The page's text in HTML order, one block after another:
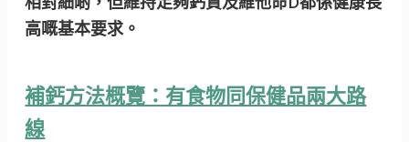
高嘅基本要求。
補鈣方法概覽：有食物同保健品兩大路
線